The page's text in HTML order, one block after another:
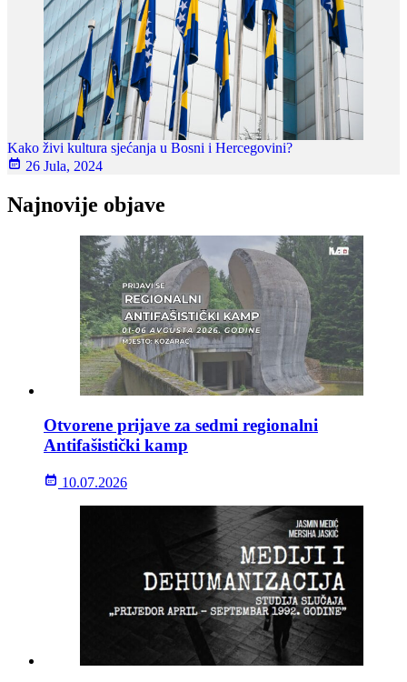
Kako živi kultura sjećanja u Bosni i Hercegovini?
26 Jula, 2024
Najnovije objave
Otvorene prijave za sedmi regionalni
Antifašistički kamp
10.07.2026